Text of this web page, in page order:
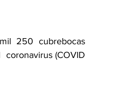
250 cubrebocas
coronavirus (COVID